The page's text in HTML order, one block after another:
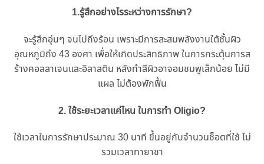
1.รู้สึกอย่างไรระหว่างการรักษา?
จะรู้สึกอุ่นๆ จนไปถึงร้อน เพราะมีการสะสมพลังงานใต้ชั้นผิว
อุณหภูมิถึง 43 องศา เพื่อให้เกิดประสิทธิภาพ ในการกระตุ้นการส
ร้างคอลลาเจนและอิลาสติน หลังทำสีผิวอาจอมชมพูเล็กน้อย ไม่มี
แผล ไม่ต้องพักฟื้น
2. ใช้ระยะเวลาแค่ไหน ในการทำ Oligio?
ใช้เวลาในการรักษาประมาณ 30 นาที ขึ้นอยู่กับจำนวนช็อตที่ใช้ ไม่
รวมเวลาทายาชา